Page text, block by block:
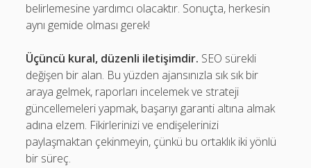
belirlemesine yardımcı olacaktır. Sonuçta, herkesin
aynı gemide olması gerek!
Üçüncü kural, düzenli iletişimdir. SEO sürekli
değişen bir alan. Bu yüzden ajansınızla sık sık bir
araya gelmek, raporları incelemek ve strateji
güncellemeleri yapmak, başarıyı garanti altına almak
adına elzem. Fikirlerinizi ve endişelerinizi
paylaşmaktan çekinmeyin, çünkü bu ortaklık iki yönlü
bir süreç.